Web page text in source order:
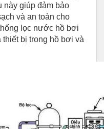
giúp đảm bảo
và an toàn cho
lọc nước hồ bơi
bị trong hồ bơi và